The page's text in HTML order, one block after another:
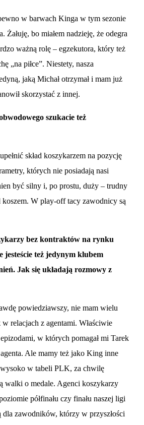
w barwach Kinga w tym sezonie
Żałuję, bo miałem nadzieję, że odegra
ważną rolę – egzekutora, który też
„na piłce”. Niestety, nasza
jaką Michał otrzymał i mam już
skorzystać z innej.
szukacie też
skład koszykarzem na pozycję
których nie posiadają nasi
być silny i, po prostu, duży – trudny
koszem. W play-off tacy zawodnicy są
bez kontraktów na rynku
jesteście też jedynym klubem
Jak się układają rozmowy z
powiedziawszy, nie mam wielu
relacjach z agentami. Właściwie
w których pomagał mi Tarek
Ale mamy też jako King inne
wysoko w tabeli PLK, za chwilę
walki o medale. Agenci koszykarzy
półfinału czy finału naszej ligi
dla zawodników, którzy w przyszłości